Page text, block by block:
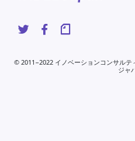
© 2011−2022 イノベーションコンサル
ジャ